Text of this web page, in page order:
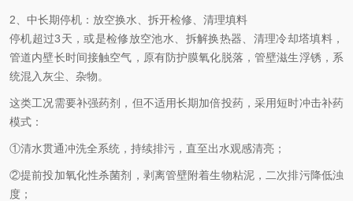
2、中长期停机：放空换水、拆开检修、清理填料
停机超过3天，或是检修放空池水、拆解换热器、清理冷却塔填料，
管道内壁长时间接触空气，原有防护膜氧化脱落，管壁滋生浮锈，系
统混入灰尘、杂物。
这类工况需要补强药剂，但不适用长期加倍投药，采用短时冲击补药
模式：
①清水贯通冲洗全系统，持续排污，直至出水观感清亮；
②提前投加氧化性杀菌剂，剥离管壁附着生物粘泥，二次排污降低浊
度；